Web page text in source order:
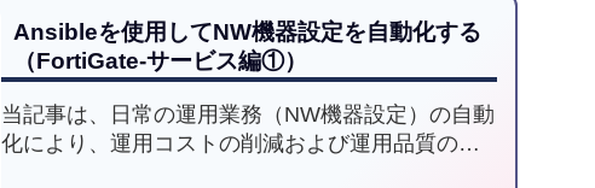
ら、万が一の際の迅速な復旧方法まで、企業の
BCP対策を強固にする最新の解決策をご紹介しま
す。
Ansibleを使用してNW機器設定を自動化する
（FortiGate-サービス編①）
当記事は、日常の運用業務（NW機器設定）の自動
化により、運用コストの削減および運用品質の向